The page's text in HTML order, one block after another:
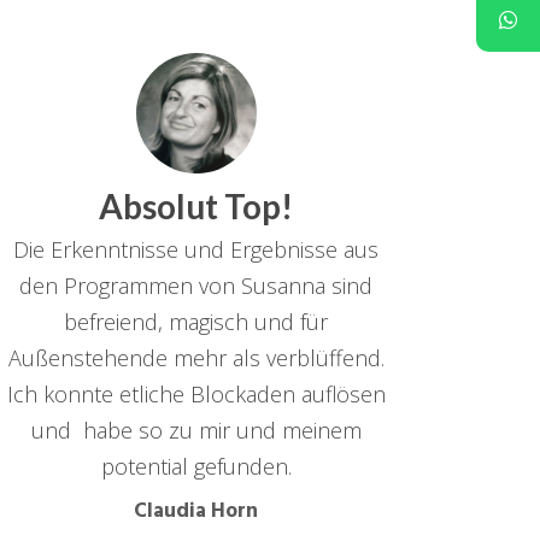
Absolut Top!
Die Erkenntnisse und Ergebnisse aus
den Programmen von Susanna sind
befreiend, magisch und für
Außenstehende mehr als verblüffend.
Ich konnte etliche Blockaden auflösen
und habe so zu mir und meinem
potential gefunden.
Claudia Horn